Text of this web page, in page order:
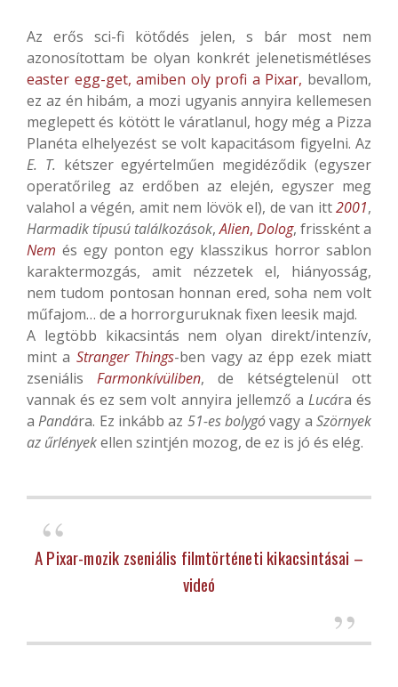
Az erős sci-fi kötődés jelen, s bár most nem
azonosítottam be olyan konkrét jelenetismétléses
easter egg-get, amiben oly profi a Pixar, bevallom,
ez az én hibám, a mozi ugyanis annyira kellemesen
meglepett és kötött le váratlanul, hogy még a Pizza
Planéta elhelyezést se volt kapacitásom figyelni. Az
E. T. kétszer egyértelműen megidéződik (egyszer
operatőrileg az erdőben az elején, egyszer meg
valahol a végén, amit nem lövök el), de van itt 2001,
Harmadik típusú találkozások, Alien, Dolog, frissként a
Nem és egy ponton egy klasszikus horror sablon
karaktermozgás, amit nézzetek el, hiányosság,
nem tudom pontosan honnan ered, soha nem volt
műfajom… de a horrorguruknak fixen leesik majd.
A legtöbb kikacsintás nem olyan direkt/intenzív,
mint a Stranger Things-ben vagy az épp ezek miatt
zseniális Farmonkívüliben, de kétségtelenül ott
vannak és ez sem volt annyira jellemző a Lucára és
aPandára. Ez inkább az 51-es bolygóvagy aSzörnyek
az űrlényekellen szintjén mozog, de ez is jó és elég.
A Pixar-mozik zseniális filmtörténeti kikacsintásai –
videó